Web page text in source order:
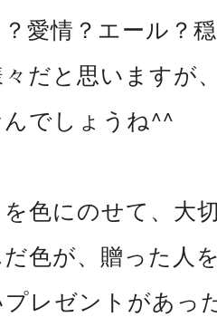
愛情？エール？
だと思いますが
でしょうね^^
色にのせて、大
色が、贈った人
レゼントがあっ